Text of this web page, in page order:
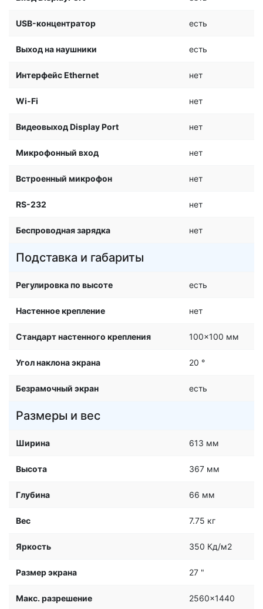
USB-концентратор есть
Выход на наушники есть
Интерфейс Ethernet нет
Wi-Fi нет
Видеовыход Display Port нет
Микрофонный вход нет
Встроенный микрофон нет
RS-232 нет
Беспроводная зарядка нет
Подставка и габариты
Регулировка по высоте есть
Настенное крепление нет
Стандарт настенного крепления 100x100 мм
Угол наклона экрана 20 °
Безрамочный экран есть
Размеры и вес
Ширина 613 мм
Высота 367 мм
Глубина 66 мм
Вес 7.75 кг
Яркость 350 Кд/м2
Размер экрана 27 "
Макс. разрешение 2560x1440